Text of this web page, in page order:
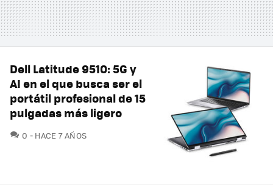
Dell Latitude 9510: 5G y
AI en el que busca ser el
portátil profesional de 15
pulgadas más ligero
0 COMENTARIOS
HACE 7 AÑOS